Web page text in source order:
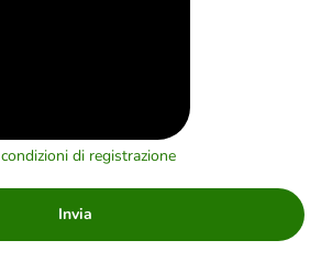
condizioni di registrazione
Invia